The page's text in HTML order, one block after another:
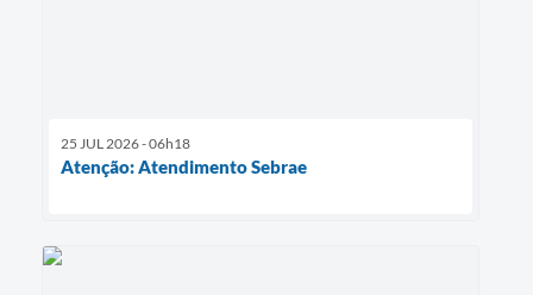
25 JUL 2026 - 06h18
Atenção: Atendimento Sebrae